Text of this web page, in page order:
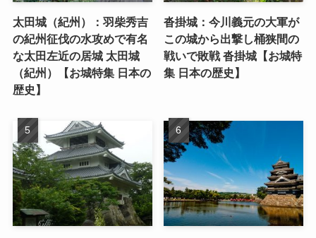
太田城（紀州）：羽柴秀吉
の紀州征伐の水攻めで有名
な太田左近の居城 太田城
（紀州）【お城特集 日本の
歴史】
沓掛城：今川義元の大軍が
この城から出撃し桶狭間の
戦いで敗戦 沓掛城【お城特
集 日本の歴史】